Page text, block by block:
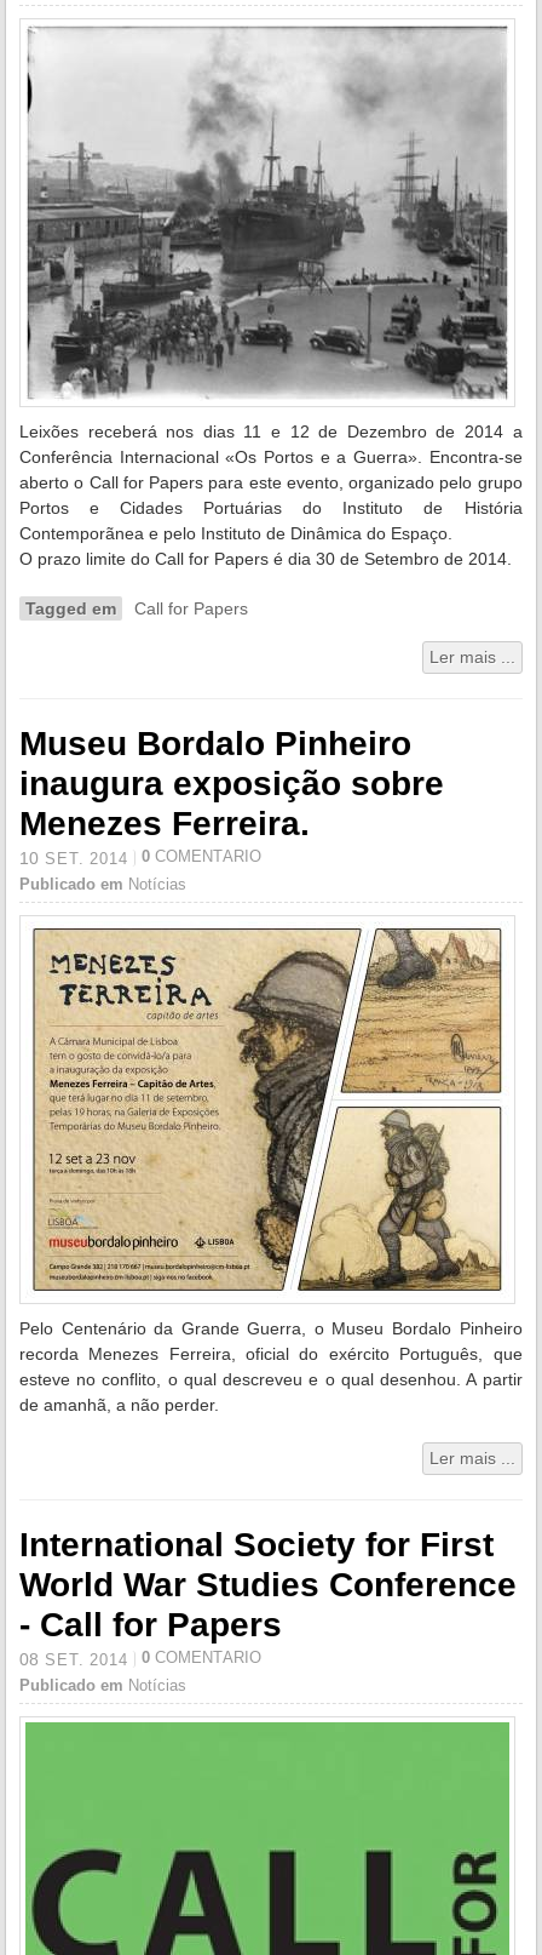
Leixões receberá nos dias 11 e 12 de Dezembro de 2014 a
Conferência Internacional «Os Portos e a Guerra». Encontra-se
aberto o Call for Papers para este evento, organizado pelo grupo
Portos e Cidades Portuárias do Instituto de História
Contemporãnea e pelo Instituto de Dinâmica do Espaço.
O prazo limite do Call for Papers é dia 30 de Setembro de 2014.
Tagged em Call for Papers
Ler mais ...
Museu Bordalo Pinheiro
inaugura exposição sobre
Menezes Ferreira.
10 SET. 2014 0 COMENTÁRIO
Publicado em Notícias
Pelo Centenário da Grande Guerra, o Museu Bordalo Pinheiro
recorda Menezes Ferreira, oficial do exército Português, que
esteve no conflito, o qual descreveu e o qual desenhou. A partir
de amanhã, a não perder.
Ler mais ...
International Society for First
World War Studies Conference
- Call for Papers
08 SET. 2014 0 COMENTÁRIO
Publicado em Notícias